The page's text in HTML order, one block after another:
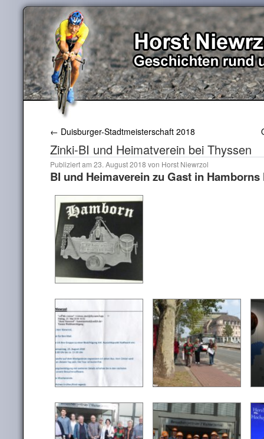
← Duisburger-Stadtmeisterschaft 2018
Zinki-BI und Heimatverein bei Thyssen
Publiziert am 23. August 2018 von Horst Niewrzol
BI und Heimaverein zu Gast in Hamborns